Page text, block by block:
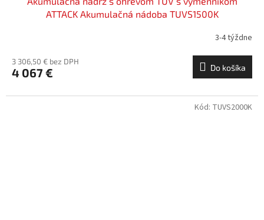
ATTACK Akumulačná nádoba TUVS1500K
3-4 týždne
3 306,50 € bez DPH
4 067 € Do košíka
Kód: TUVS2000K